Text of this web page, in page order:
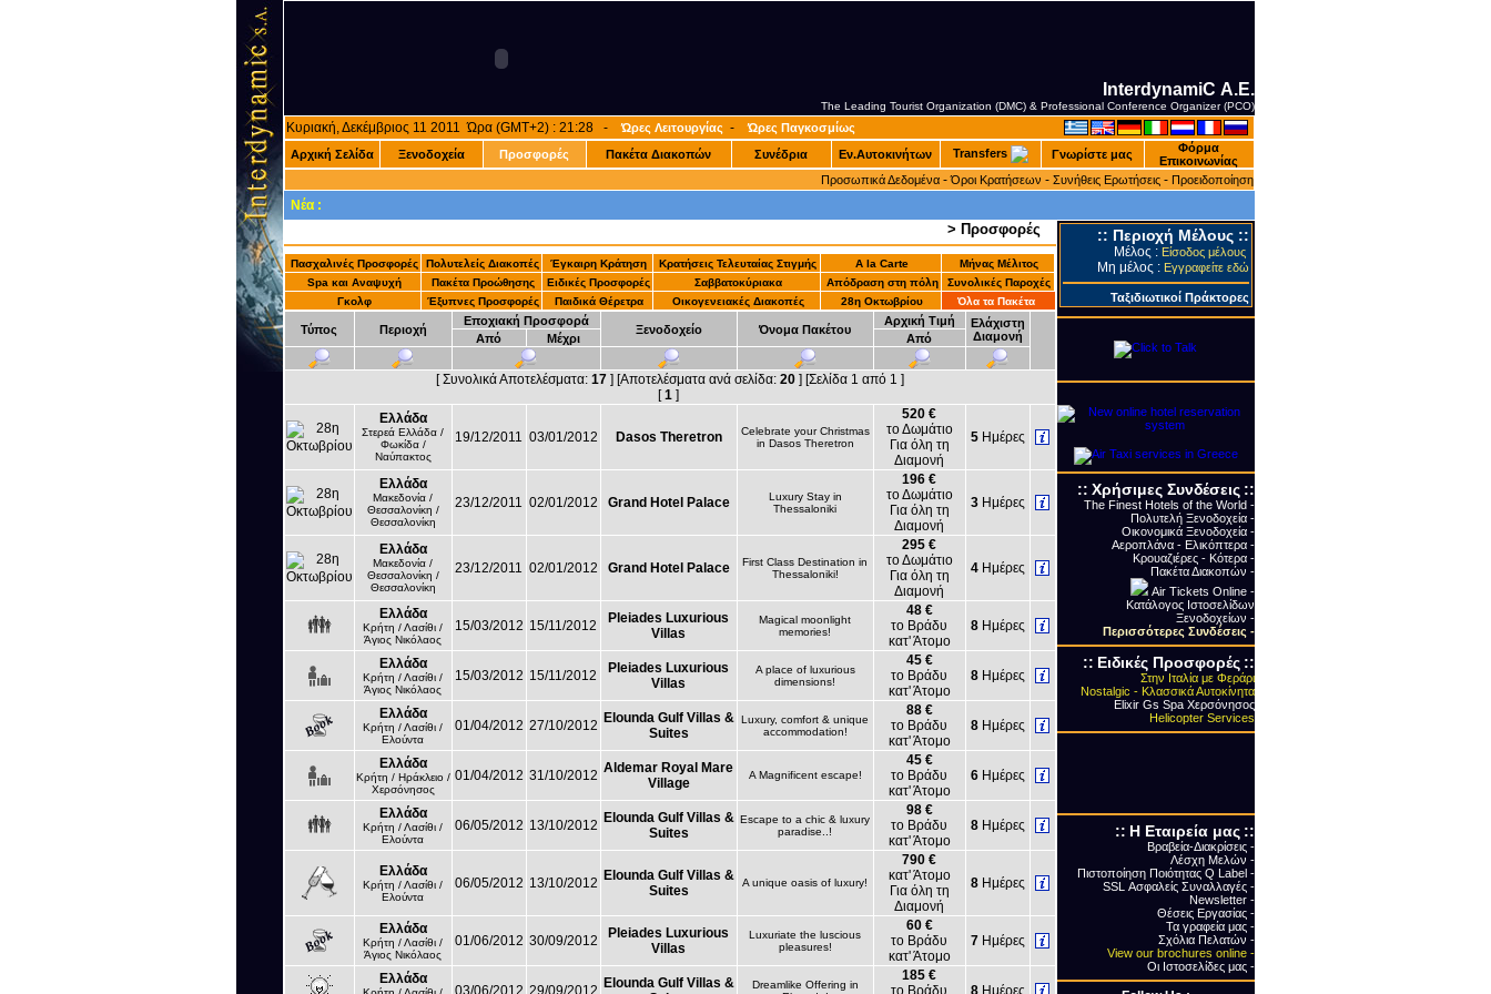
InterdynamiC Α.Ε.
The Leading Tourist Organization (DMC) & Professional Conference Organizer (PCO)
Κυριακή, Δεκέμβριος 11 2011 Ώρα (GMT+2) : 21:28 -Ώρες Λειτουργίας -Ώρες Παγκοσμίως
Αρχική Σελίδα
Ξενοδοχεία Προσφορές Πακέτα Διακοπών Συνέδρια Εν.Αυτοκινήτων Transfers Γνωρίστε μας
Φόρμα
Επικοινωνίας
Προσωπικά Δεδομένα -Όροι Κρατήσεων - Συνήθεις Ερωτήσεις - Προειδοποίηση
Νέα :
> Προσφορές
Πασχαλινές Προσφορές Πολυτελείς Διακοπές Έγκαιρη Κράτηση Κρατήσεις Τελευταίας Στιγμής A la Carte
Μήνας Mέλιτος
Spa και Αναψυχή
Πακέτα Προώθησης Ειδικές Προσφορές Σαββατοκύριακα Απόδραση στη πόλη
Συνολικές Παροχές
Γκολφ
Έξυπνες Προσφορές Παιδικά Θέρετρα Οικογενειακές Διακοπές 28η Οκτωβρίου Όλα τα Πακέτα
Τύπος Περιοχή
Εποχιακή Προσφορά
Ξενοδοχείο Όνομα Πακέτου
Αρχική Τιμή
Ελάχιστη
Διαμονή
Από Μέχρι Από
[ Συνολικά Αποτελέσματα: 17] [Αποτελέσματα ανά σελίδα: 20] [Σελίδα 1 από 1 ]
[1]
Ελλάδα
Στερεά Ελλάδα /
Φωκίδα /
Ναύπακτος
19/12/2011 03/01/2012 Dasos Theretron
Celebrate your Christmas
in Dasos Theretron
520 €
το Δωμάτιο
Για όλη τη
Διαμονή
5Ημέρες
Ελλάδα
Μακεδονία /
Θεσσαλονίκη /
Θεσσαλονίκη
23/12/2011 02/01/2012 Grand Hotel Palace
Luxury Stay in
Thessaloniki
196 €
το Δωμάτιο
Για όλη τη
Διαμονή
3Ημέρες
Ελλάδα
Μακεδονία /
Θεσσαλονίκη /
Θεσσαλονίκη
23/12/2011 02/01/2012 Grand Hotel Palace
First Class Destination in
Thessaloniki!
295 €
το Δωμάτιο
Για όλη τη
Διαμονή
4Ημέρες
Ελλάδα
Κρήτη / Λασίθι /
Άγιος Νικόλαος
15/03/2012 15/11/2012
Pleiades Luxurious
Villas
Magical moonlight
memories!
48 €
το Βράδυ
κατ' Άτομο
8Ημέρες
Ελλάδα
Κρήτη / Λασίθι /
Άγιος Νικόλαος
15/03/2012 15/11/2012
Pleiades Luxurious
Villas
A place of luxurious
dimensions!
45 €
το Βράδυ
κατ' Άτομο
8Ημέρες
Ελλάδα
Κρήτη / Λασίθι /
Ελούντα
01/04/2012 27/10/2012 Elounda Gulf Villas &
Suites
Luxury, comfort & unique
accommodation!
88 €
το Βράδυ
κατ' Άτομο
8Ημέρες
Ελλάδα
Κρήτη / Ηράκλειο /
Χερσόνησος
01/04/2012 31/10/2012 Aldemar Royal Mare
Village
A Magnificent escape!
45 €
το Βράδυ
κατ' Άτομο
6Ημέρες
Ελλάδα
Κρήτη / Λασίθι /
Ελούντα
06/05/2012 13/10/2012 Elounda Gulf Villas &
Suites
Escape to a chic & luxury
paradise..!
98 €
το Βράδυ
κατ' Άτομο
8Ημέρες
Ελλάδα
Κρήτη / Λασίθι /
Ελούντα
06/05/2012 13/10/2012 Elounda Gulf Villas &
Suites
A unique oasis of luxury!
790 €
κατ' Άτομο
Για όλη τη
Διαμονή
8Ημέρες
Ελλάδα
Κρήτη / Λασίθι /
Άγιος Νικόλαος
01/06/2012 30/09/2012
Pleiades Luxurious
Villas
Luxuriate the luscious
pleasures!
60 €
το Βράδυ
κατ' Άτομο
7Ημέρες
Ελλάδα
03/06/2012 29/09/2012 Elounda Gulf Villas &
Dreamlike Offering in
185 €
το Βράδυ
8Ημέρες
:: Περιοχή Μέλους ::
Μέλος : Είσοδος μέλους
Μη μέλος : Εγγραφείτε εδώ
Ταξιδιωτικοί Πράκτορες
:: Xρήσιμες Συνδέσεις ::
The Finest Hotels of the World -
Πολυτελή Ξενοδοχεία -
Οικονομικά Ξενοδοχεία -
Αεροπλάνα - Ελικόπτερα -
Κρουαζιέρες - Κότερα -
Πακέτα Διακοπών -
Air Tickets Online -
Κατάλογος Ιστοσελίδων
Ξενοδοχείων -
Περισσότερες Συνδέσεις -
:: Ειδικές Προσφορές ::
Στην Ιταλία με Φεράρι
Nostalgic - Κλασσικά Αυτοκίνητα
Elixir Gs Spa Χερσόνησος
Helicopter Services
:: Η Εταιρεία μας ::
Βραβεία-Διακρίσεις -
Λέσχη Μελών -
Πιστοποίηση Ποιότητας Q Label -
SSL Ασφαλείς Συναλλαγές -
Newsletter -
Θέσεις Εργασίας -
Τα γραφεία μας -
Σχόλια Πελατών -
View our brochures online -
Οι Ιστοσελίδες μας -